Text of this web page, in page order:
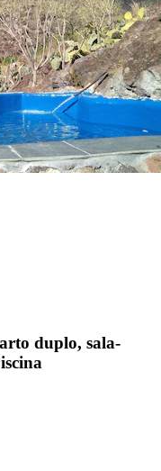
duplo, sala-